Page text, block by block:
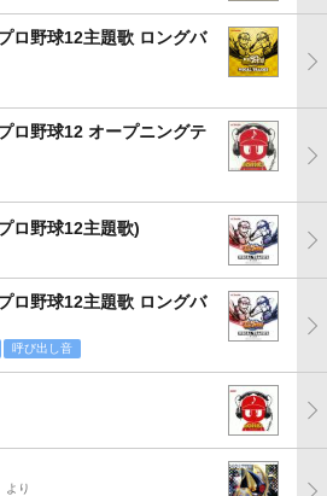
ロ野球12主題歌 ロングバ
ロ野球12 オープニングテ
ロ野球12主題歌)
ロ野球12主題歌 ロングバ
呼び出し音
より